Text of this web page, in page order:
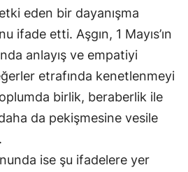
Sinop
Sivas
Tekirdağ
Tokat
Trabzon
Tunceli
eden bir dayanışma
ifade etti. Aşgın, 1 Mayıs’ın
anlayış ve empatiyi
etrafında kenetlenmeyi
birlik, beraberlik ile
da pekişmesine vesile
ise şu ifadelere yer